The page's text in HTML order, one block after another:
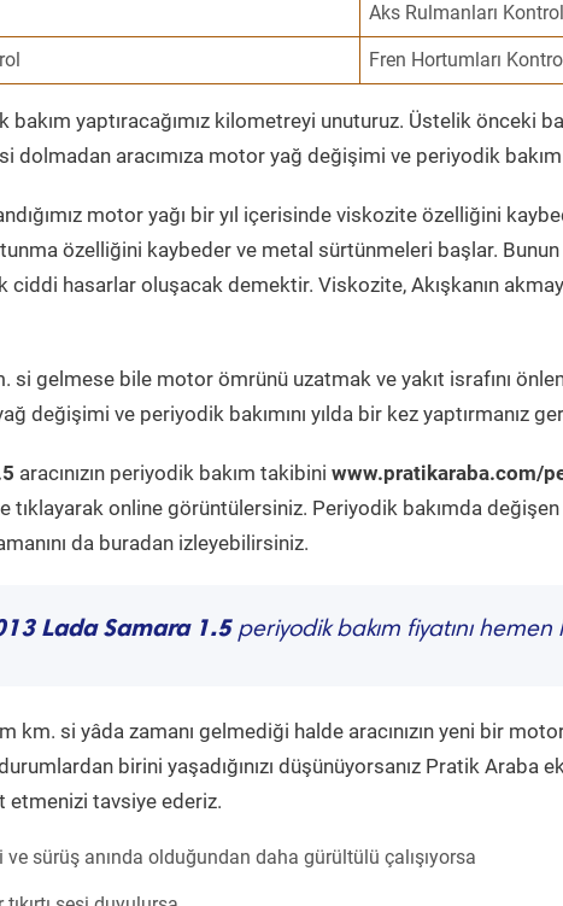
Aks Rulmanları Kontrol
Fren Hortumları
bakım yaptıracağımız kilometreyi unuturuz. Üstelik önceki
dolmadan aracımıza motor yağ değişimi ve periyodik bakım
motor yağı bir yıl içerisinde viskozite özelliğini
özelliğini kaybeder ve metal sürtünmeleri başlar. Bunun
hasarlar oluşacak demektir. Viskozite, Akışkanın
si gelmese bile motor ömrünü uzatmak ve yakıt israfını
değişimi ve periyodik bakımını yılda bir kez yaptırmanız
aracınızın periyodik bakım takibini www.pratikaraba.com/
tıklayarak online görüntülersiniz. Periyodik bakımda
da buradan izleyebilirsiniz.
Lada Samara 1.5periyodik bakım fiyatını hemen
km. si yâda zamanı gelmediği halde aracınızın yeni bir
birini yaşadığınızı düşünüyorsanız Pratik Araba
etmenizi tavsiye ederiz.
sürüş anında olduğundan daha gürültülü çalışıyorsa